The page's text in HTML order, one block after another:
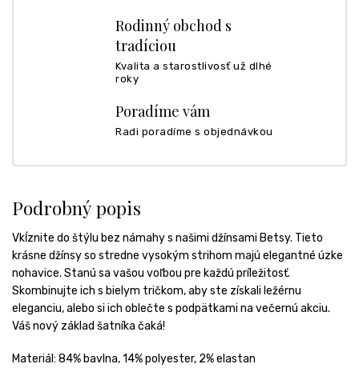
Rodinný obchod s
tradíciou
Kvalita a starostlivosť už dlhé
roky
Poradíme vám
Radi poradíme s objednávkou
Podrobný popis
Vkĺznite do štýlu bez námahy s našimi džínsami Betsy. Tieto
krásne džínsy so stredne vysokým strihom majú elegantné úzke
nohavice. Stanú sa vašou voľbou pre každú príležitosť.
Skombinujte ich s bielym tričkom, aby ste získali ležérnu
eleganciu, alebo si ich oblečte s podpätkami na večernú akciu.
Váš nový základ šatníka čaká!
Materiál: 84% bavlna, 14% polyester, 2% elastan